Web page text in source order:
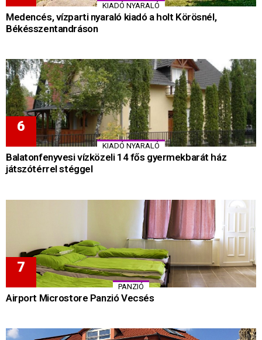
KIADÓ NYARALÓ
Medencés, vízparti nyaraló kiadó a holt Körösnél,
Békésszentandráson
KIADÓ NYARALÓ
Balatonfenyvesi vízközeli 14 fős gyermekbarát ház
játszótérrel stéggel
PANZIÓ
Airport Microstore Panzió Vecsés